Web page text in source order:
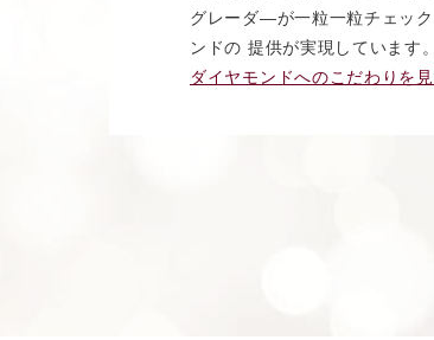
グレーダ―が一粒一粒チェッ
ンドの 提供が実現しています。
ダイヤモンドへのこだわりを見